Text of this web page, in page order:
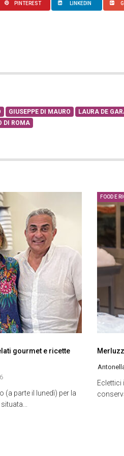
PINTEREST LINKEDIN
GIUSEPPE DI MAURO LAURA DE
DI ROMA
gourmet e ricette
(a parte il lunedì) per la
FOOD E
Eclettici